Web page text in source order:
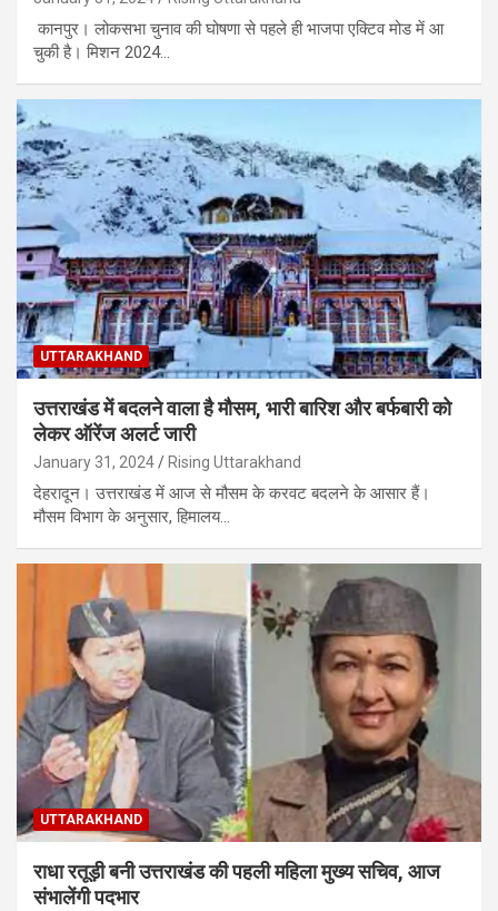
कानपुर। लोकसभा चुनाव की घोषणा से पहले ही भाजपा एक्टिव मोड में आ
चुकी है। मिशन 2024…
UTTARAKHAND
उत्तराखंड में बदलने वाला है मौसम, भारी बारिश और बर्फबारी को
लेकर ऑरेंज अलर्ट जारी
January 31, 2024 Rising Uttarakhand
देहरादून। उत्तराखंड में आज से मौसम के करवट बदलने के आसार हैं।
मौसम विभाग के अनुसार, हिमालय…
UTTARAKHAND
राधा रतूड़ी बनी उत्तराखंड की पहली महिला मुख्य सचिव, आज
संभालेंगी पदभार